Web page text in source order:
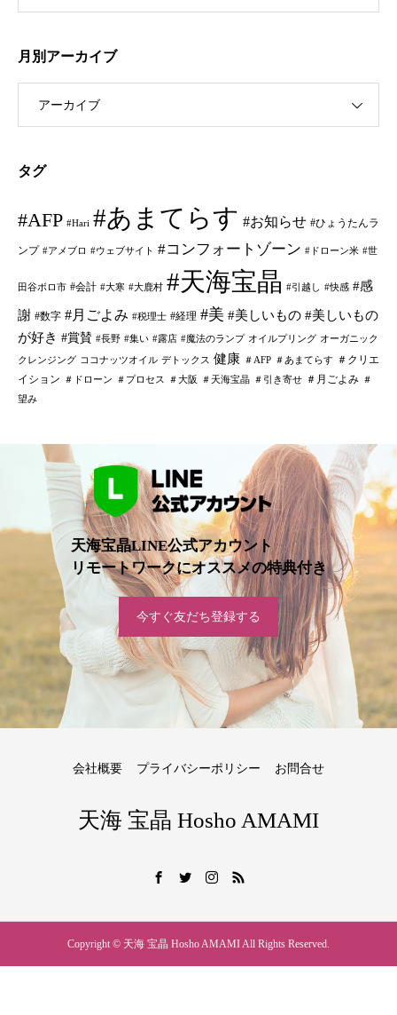
月別アーカイブ
アーカイブ
タグ
#AFP #Hari #あまてらす #お知らせ #ひょうたんラ
ンプ #アメブロ #ウェブサイト #コンフォートゾーン #ドローン米 #世
田谷ボロ市 #会計 #大寒 #大鹿村 #天海宝晶 #引越し #快感 #感
謝 #数字 #月ごよみ #税理士 #経理 #美 #美しいもの #美しいもの
が好き #賞賛 #長野 #集い #露店 #魔法のランプ オイルプリング オーガニック
クレンジング ココナッツオイル デトックス 健康 ＃AFP ＃あまてらす
＃クリエ
イション
＃ドローン ＃プロセス ＃大阪 ＃天海宝晶 ＃引き寄せ ＃月ごよみ ＃
望み
天海宝晶LINE公式アカウント
リモートワークにオススメの特典付き
今すぐ友だち登録する
会社概要 プライバシーポリシー お問合せ
天海 宝晶 Hosho AMAMI
Copyright © 天海 宝晶 Hosho AMAMI All Rights Reserved.